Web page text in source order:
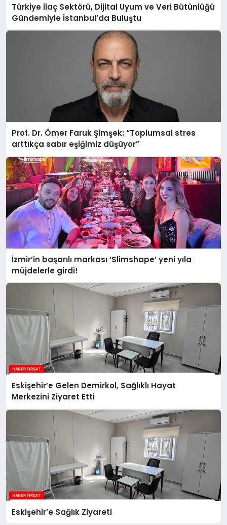
Türkiye İlaç Sektörü, Dijital Uyum ve Veri Bütünlüğü
Gündemiyle İstanbul’da Buluştu
Prof. Dr. Ömer Faruk Şimşek: “Toplumsal stres
arttıkça sabır eşiğimiz düşüyor”
İzmir’in başarılı markası ‘Slimshape’ yeni yıla
müjdelerle girdi!
Eskişehir’e Gelen Demirkol, Sağlıklı Hayat
Merkezini Ziyaret Etti
Eskişehir’e Sağlık Ziyareti